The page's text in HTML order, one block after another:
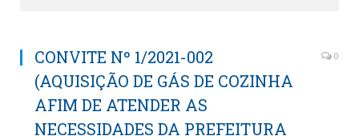
CONVITE Nº 1/2021-002
(AQUISIÇÃO DE GÁS DE COZINHA
AFIM DE ATENDER AS
NECESSIDADES DA PREFEITURA
0